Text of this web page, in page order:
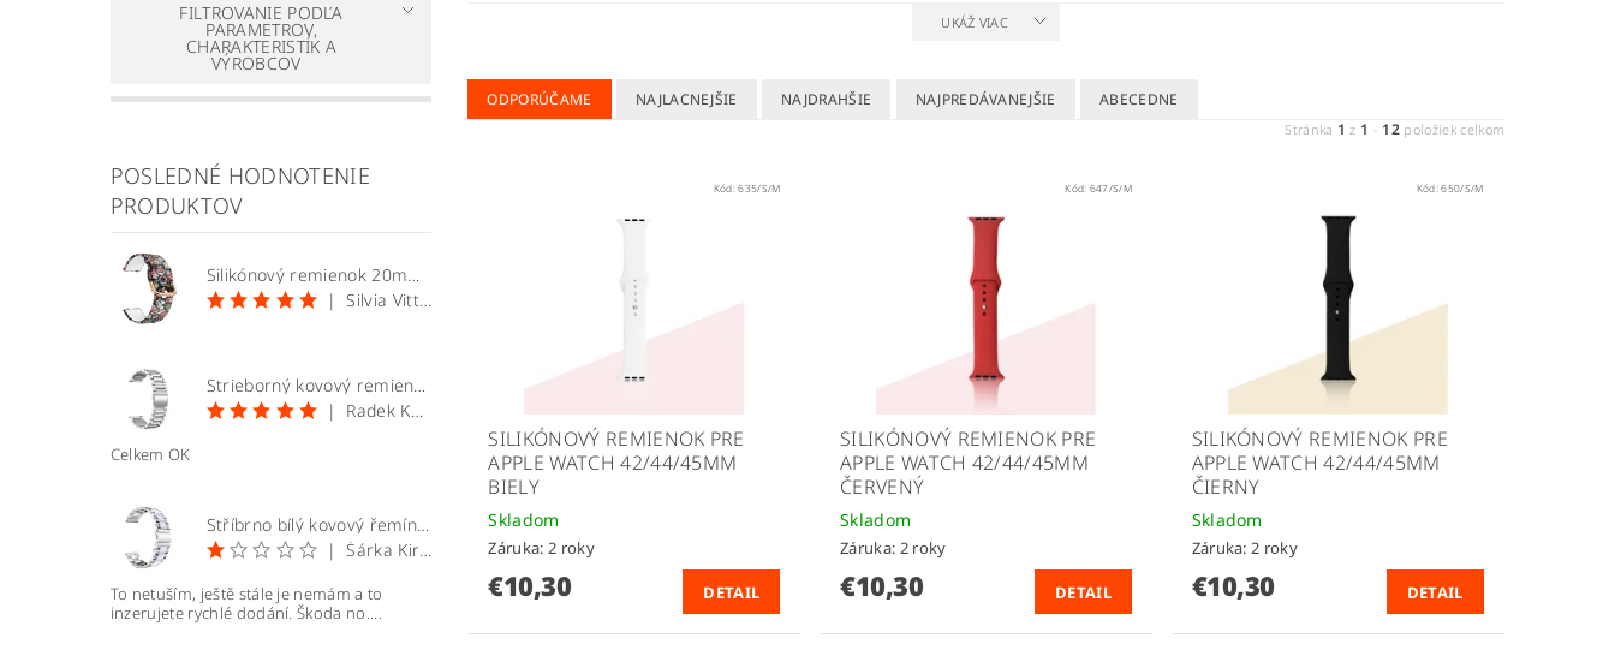
FILTROVANIE PODĽA
PARAMETROV,
CHARAKTERISTÍK A
VÝROBCOV
POSLEDNÉ HODNOTENIE
PRODUKTOV
Silikónový remienok 20mm vzor lebky
|
Silvia Vittekova
Strieborný kovový remienok 20mm
|
Radek Kopecký
Celkem OK
Stříbrno bílý kovový řemínek 22mm
|
Šárka Kirchnerová
To netuším, ještě stále je nemám a to
inzerujete rychlé dodání. Škoda no....
UKÁŽ VIAC
ODPORÚČAME NAJLACNEJŠIE NAJDRAHŠIE NAJPREDÁVANEJŠIE ABECEDNE
Stránka 1 z 1 - 12 položiek celkom
Kód:635/S/M
SILIKÓNOVÝ REMIENOK PRE
APPLE WATCH 42/44/45MM
BIELY
Skladom
Záruka: 2 roky
€10,30 DETAIL
Kód: 647/S/M
SILIKÓNOVÝ REMIENOK PRE
APPLE WATCH 42/44/45MM
ČERVENÝ
Skladom
Záruka: 2 roky
€10,30 DETAIL
Kód:650/S/M
SILIKÓNOVÝ REMIENOK PRE
APPLE WATCH 42/44/45MM
ČIERNY
Skladom
Záruka: 2 roky
€10,30 DETAIL